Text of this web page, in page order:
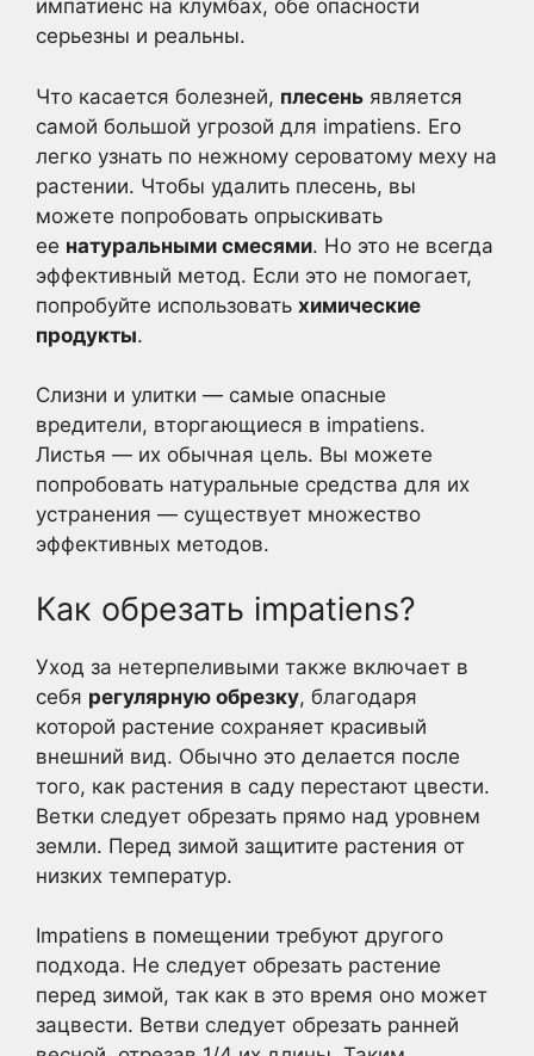
импатиенс на клумбах, обе опасности
серьезны и реальны.
Что касается болезней, плесень является
самой большой угрозой для impatiens. Его
легко узнать по нежному сероватому меху на
растении. Чтобы удалить плесень, вы
можете попробовать опрыскивать
ее натуральными смесями. Но это не всегда
эффективный метод. Если это не помогает,
попробуйте использовать химические
продукты.
Слизни и улитки — самые опасные
вредители, вторгающиеся в impatiens.
Листья — их обычная цель. Вы можете
попробовать натуральные средства для их
устранения — существует множество
эффективных методов.
Как обрезать impatiens?
Уход за нетерпеливыми также включает в
себя регулярную обрезку, благодаря
которой растение сохраняет красивый
внешний вид. Обычно это делается после
того, как растения в саду перестают цвести.
Ветки следует обрезать прямо над уровнем
земли. Перед зимой защитите растения от
низких температур.
Impatiens в помещении требуют другого
подхода. Не следует обрезать растение
перед зимой, так как в это время оно может
зацвести. Ветви следует обрезать ранней